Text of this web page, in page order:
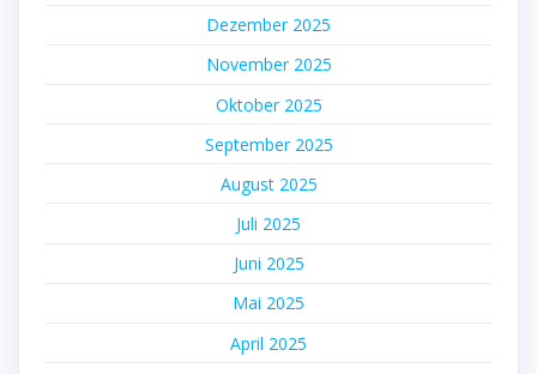
Dezember 2025
November 2025
Oktober 2025
September 2025
August 2025
Juli 2025
Juni 2025
Mai 2025
April 2025